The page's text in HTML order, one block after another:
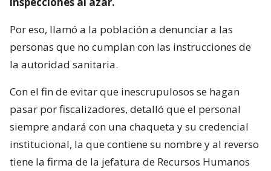
Por eso, llamó a la población a denunciar a las
personas que no cumplan con las instrucciones de
la autoridad sanitaria.
Con el fin de evitar que inescrupulosos se hagan
pasar por fiscalizadores, detalló que el personal
siempre andará con una chaqueta y su credencial
institucional, la que contiene su nombre y al reverso
tiene la firma de la jefatura de Recursos Humanos